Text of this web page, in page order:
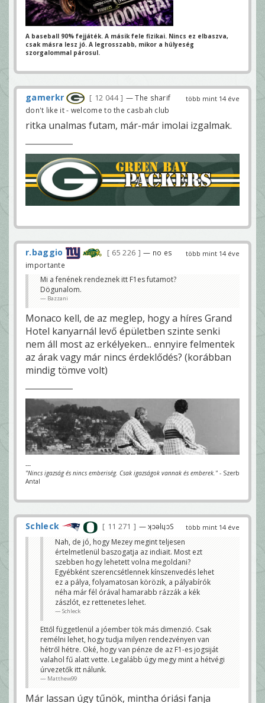
A baseball 90% fejjáték. A másik fele fizikai. Nincs ez elbaszva,
csak másra lesz jó. A legrosszabb, mikor a hülyeség
szorgalommal párosul.
több mint 14 éve
gamerkr 12 044
— The sharif
don't like it - welcome to the casbah club
ritka unalmas futam, már-már imolai izgalmak.
több mint 14 éve
r.baggio 65 226
— no es
importante
Mi a fenének rendeznek itt F1es futamot?
Dögunalom.
Bazzani
Monaco kell, de az meglep, hogy a híres Grand
Hotel kanyarnál levő épületben szinte senki
nem áll most az erkélyeken... ennyire felmentek
az árak vagy már nincs érdeklődés? (korábban
mindig tömve volt)
---
"Nincs igazság és nincs emberiség. Csak igazságok vannak és emberek." - Szerb
Antal
több mint 14 éve
Schleck 11 271 — ʞɔǝlɥɔS
Nah, de jó, hogy Mezey megint teljesen
értelmetlenül baszogatja az indiait. Most ezt
szebben hogy lehetett volna megoldani?
Egyébként szerencsétlennek kínszenvedés lehet
ez a pálya, folyamatosan körözik, a pályabírók
néha már fél órával hamarabb rázzák a kék
zászlót, ez rettenetes lehet.
Schleck
Ettől függetlenül a jóember tök más dimenzió. Csak
remélni lehet, hogy tudja milyen rendezvényen van
hétről hétre. Oké, hogy van pénze de az F1-es jogsiját
valahol fű alatt vette. Legalább úgy megy mint a hétvégi
úrvezetők itt nálunk.
Matthew99
Már lassan úgy tűnök, mintha óriási fanja